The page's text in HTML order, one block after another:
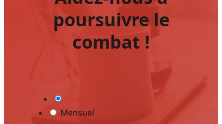
poursuivre le
combat !
Mensuel